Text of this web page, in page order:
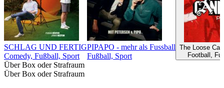
SCHLAG UND FERTIG
Comedy, Fußball, Sport
PIPAPO - mehr als Fussball
Fußball, Sport
The Loose
Football,
Über Box oder Strafraum
Über Box oder Strafraum